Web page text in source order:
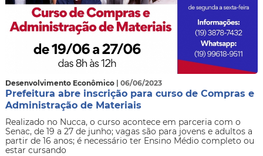
Desenvolvimento Econômico | 06/06/2023
Prefeitura abre inscrição para curso de Compras e
Administração de Materiais
Realizado no Nucca, o curso acontece em parceria com o
Senac, de 19 a 27 de junho; vagas são para jovens e adultos a
partir de 16 anos; é necessário ter Ensino Médio completo ou
estar cursando